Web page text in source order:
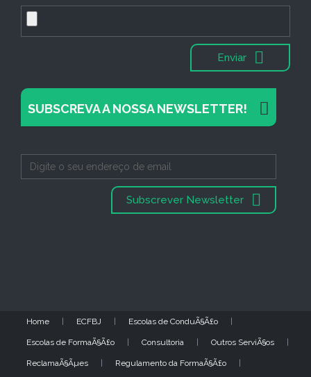
Enviar
SUBSCREVA A NOSSA NEWSLETTER!
Subscrever Newsletter
Home ECFBJ Escolas de ConduÃ§Ã£o
Escolas de FormaÃ§Ã£o Consultoria Outros ServiÃ§os
ReclamaÃ§Ãµes Regulamento da FormaÃ§Ã£o